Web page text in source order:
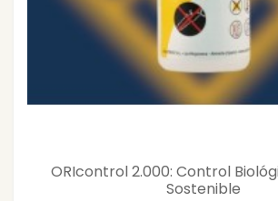
ORIcontrol 2.000: Control
Sostenible